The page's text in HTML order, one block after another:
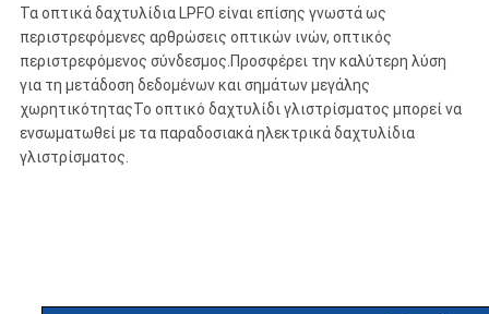
Τα οπτικά δαχτυλίδια LPFO είναι επίσης γνωστά ως
περιστρεφόμενες αρθρώσεις οπτικών ινών, οπτικός
περιστρεφόμενος σύνδεσμος.Προσφέρει την καλύτερη λύση
για τη μετάδοση δεδομένων και σημάτων μεγάλης
χωρητικότηταςΤο οπτικό δαχτυλίδι γλιστρίσματος μπορεί να
ενσωματωθεί με τα παραδοσιακά ηλεκτρικά δαχτυλίδια
γλιστρίσματος.